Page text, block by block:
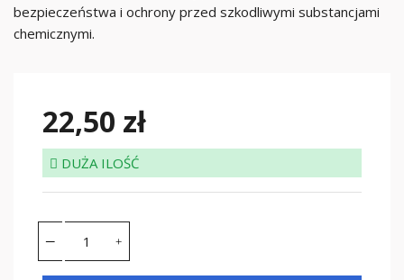
bezpieczeństwa i ochrony przed szkodliwymi substancjami
chemicznymi.
22,50 zł
DUŻA ILOŚĆ